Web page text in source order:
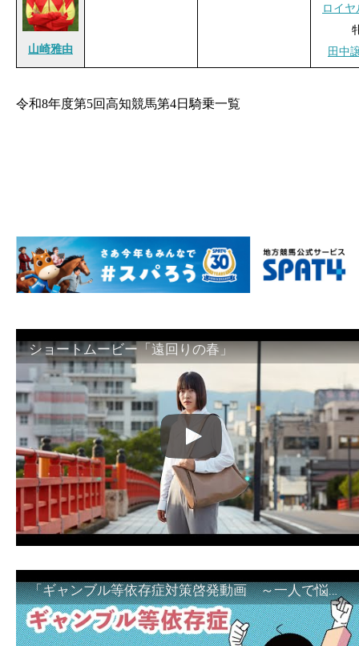
山崎雅由
ロイ
田中
令和8年度第5回高知競馬第4日騎乗一覧
ショートムービー「遠回りの春」
「ギャンブル等依存症対策啓発動画 ～一人で悩まず、家族で悩まず、まず！相談機関へ～」